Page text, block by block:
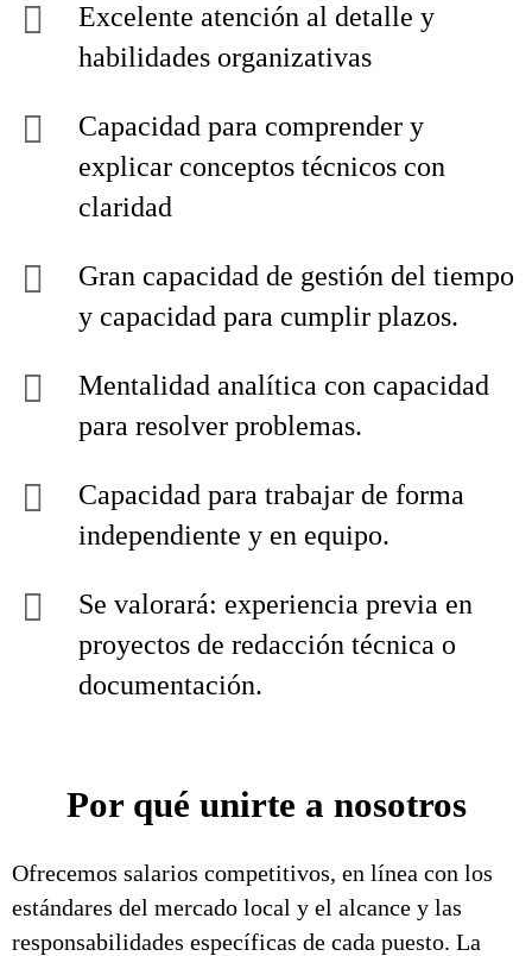
Excelente atención al detalle y
habilidades organizativas
Capacidad para comprender y
explicar conceptos técnicos con
claridad
Gran capacidad de gestión del tiempo
y capacidad para cumplir plazos.
Mentalidad analítica con capacidad
para resolver problemas.
Capacidad para trabajar de forma
independiente y en equipo.
Se valorará: experiencia previa en
proyectos de redacción técnica o
documentación.
Por qué unirte a nosotros
Ofrecemos salarios competitivos, en línea con los
estándares del mercado local y el alcance y las
responsabilidades específicas de cada puesto. La